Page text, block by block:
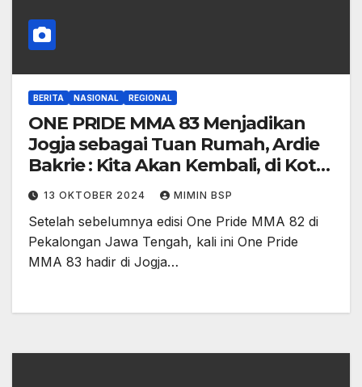
BERITA NASIONAL REGIONAL
ONE PRIDE MMA 83 Menjadikan
Jogja sebagai Tuan Rumah, Ardie
Bakrie : Kita Akan Kembali, di Kota
Spesial Ini!
13 OKTOBER 2024 MIMIN BSP
Setelah sebelumnya edisi One Pride MMA 82 di
Pekalongan Jawa Tengah, kali ini One Pride
MMA 83 hadir di Jogja…